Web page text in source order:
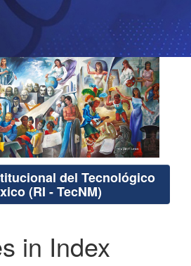
del Tecnológico
(RI - TecNM)
in Index